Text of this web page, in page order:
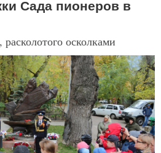
Сада пионеров в
осколками